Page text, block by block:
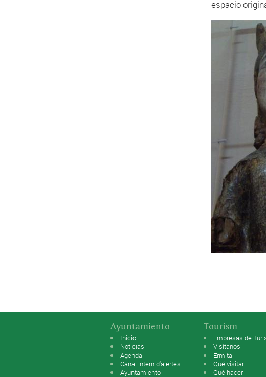
espacio
Ayuntamiento
Inicio
Noticias
Agenda
Canal intern d'alertes
Ayuntamiento
Tourism
Empresas de
Visítanos
Ermita
Qué visitar
Qué hacer